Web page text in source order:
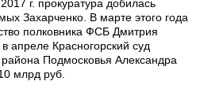
г. прокуратура добилась
Захарченко. В марте этого года
полковника ФСБ Дмитрия
Красногорский суд
Подмосковья Александра
млрд руб.